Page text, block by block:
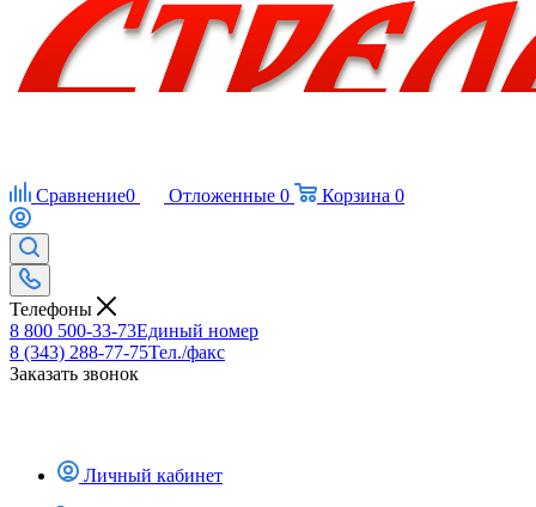
Сравнение0 Отложенные 0 Корзина 0
Телефоны
8 800 500-33-73Единый номер
8 (343) 288-77-75Тел./факс
Заказать звонок
Личный кабинет